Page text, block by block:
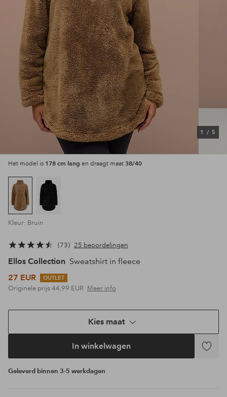
1 / 5
Het model is 178 cm lang en draagt maat 38/40
Kleur: Bruin
73 25 beoordelingen
Ellos Collection Sweatshirt in fleece
27 EUR
OUTLET
Originele prijs 44,99 EUR Meer info
Kies maat
In winkelwagen
Geleverd binnen 3-5 werkdagen